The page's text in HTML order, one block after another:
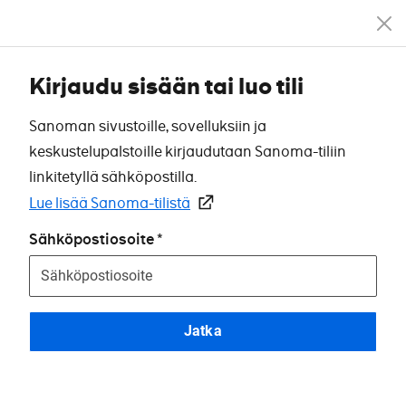
Kirjaudu sisään tai luo tili
Sanoman sivustoille, sovelluksiin ja
keskustelupalstoille kirjaudutaan Sanoma-tiliin
linkitetyllä sähköpostilla.
Lue lisää Sanoma-tilistä
Sähköpostiosoite
Jatka